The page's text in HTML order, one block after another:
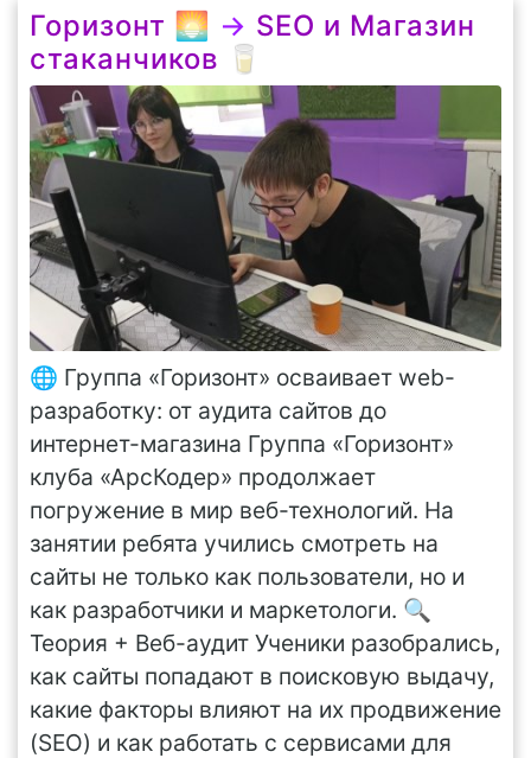
Горизонт 🌅 → SEO и Магазин
стаканчиков 🥛
🌐 Группа «Горизонт» осваивает web-
разработку: от аудита сайтов до
интернет-магазина Группа «Горизонт»
клуба «АрсКодер» продолжает
погружение в мир веб-технологий. На
занятии ребята учились смотреть на
сайты не только как пользователи, но и
как разработчики и маркетологи. 🔍
Теория + Веб-аудит Ученики разобрались,
как сайты попадают в поисковую выдачу,
какие факторы влияют на их продвижение
(SEO) и как работать с сервисами для